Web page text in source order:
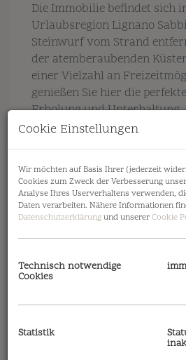
Die Immobilie befindet sich
Urlaubsregion Lignano
Steinwurf vom Strand
der atemberaubenden
einer Vielzahl an
genießen Sie hier die
Erholung und Unterhaltung.
charmanten Städten Udine,
ideales Umfeld für Ihr
Beschreibung
Unterbringungsmöglichkeit
Cookie Einstellungen
Wir möchten auf Basis Ihrer (jederzeit
Cookies zum Zweck der Verbesserung
Analyse Ihres Userverhaltens verwenden,
Daten verarbeiten. Nähere Informationen
Datenschutzerklärungund unsererCookie
Technisch notwendige
Cookies
Statistik